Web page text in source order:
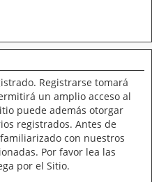
Registrarse tomará
un amplio acceso al
puede además otorgar
registrados. Antes de
con nuestros
Por favor lea las
por el Sitio.